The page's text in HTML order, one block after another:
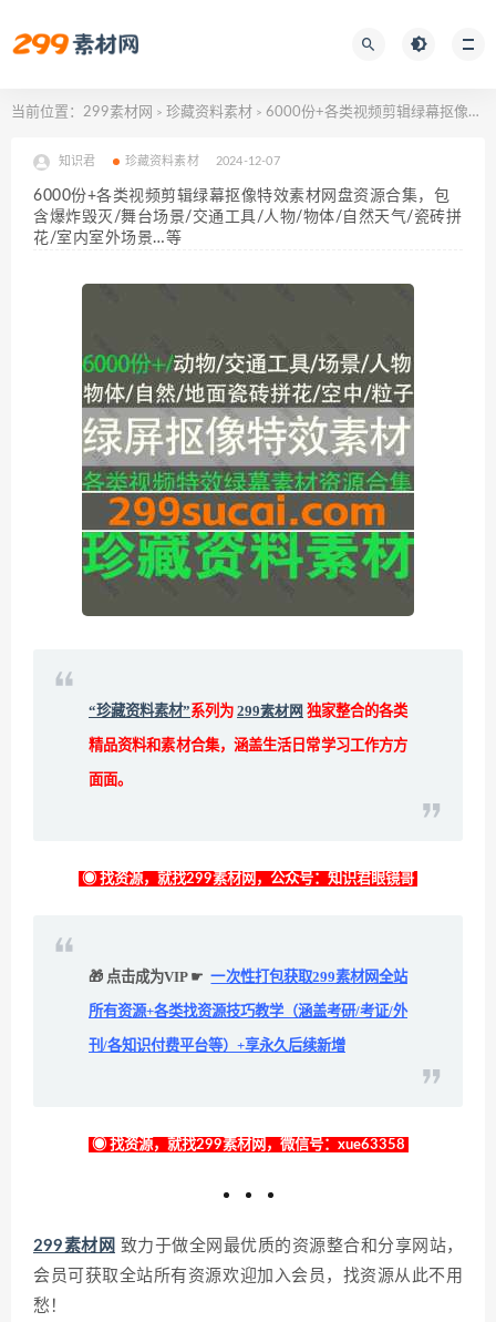
当前位置： 299素材网 > 珍藏资料素材 > 6000份+各类视频剪辑绿幕抠像特效素材网盘资源合集，包含爆炸毁灭/舞台场景/交通工具/人物/物体/自然天气/瓷砖拼花/室内室外场景…等
知识君 珍藏资料素材 2024-12-07
6000份+各类视频剪辑绿幕抠像特效素材网盘资源合集，包
含爆炸毁灭/舞台场景/交通工具/人物/物体/自然天气/瓷砖拼
花/室内室外场景…等
“珍藏资料素材”系列为 299素材网 独家整合的各类
精品资料和素材合集，涵盖生活日常学习工作方方
面面。
◉ 找资源，就找299素材网，公众号：知识君眼镜哥
🎁 点击成为VIP ☛ 一次性打包获取299素材网全站
所有资源+各类找资源技巧教学（涵盖考研/考证/外
刊/各知识付费平台等）+享永久后续新增
◉ 找资源，就找299素材网，微信号：xue63358
299素材网 致力于做全网最优质的资源整合和分享网站，
会员可获取全站所有资源欢迎加入会员，找资源从此不用
愁！